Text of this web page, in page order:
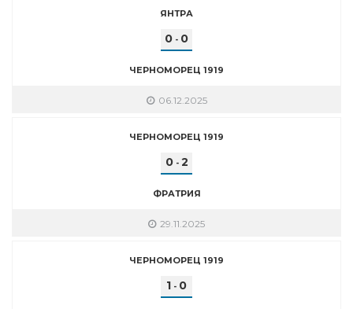
ЯНТРА
0 - 0
ЧЕРНОМОРЕЦ 1919
06.12.2025
ЧЕРНОМОРЕЦ 1919
0- 2
ФРАТРИЯ
29.11.2025
ЧЕРНОМОРЕЦ 1919
1 - 0